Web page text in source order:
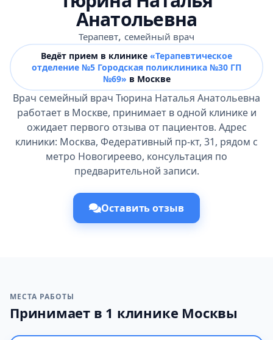
Анатольевна
Терапевт, семейный врач
Ведёт прием в клинике «Терапевтическое
отделение №5 Городская поликлиника №30 ГП
№69» в Москве
Врач семейный врач Тюрина Наталья Анатольевна
работает в Москве, принимает в одной клинике и
ожидает первого отзыва от пациентов. Адрес
клиники: Москва, Федеративный пр-кт, 31, рядом с
метро Новогиреево, консультация по
предварительной записи.
Оставить отзыв
МЕСТА РАБОТЫ
Принимает в 1 клинике Москвы